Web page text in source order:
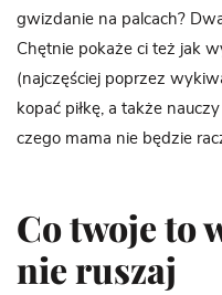
gwizdanie na palcach?
Chętnie pokaże ci też jak
(najczęściej poprzez
kopać piłkę, a także
czego mama nie będzie
Co twoje to
nie ruszaj